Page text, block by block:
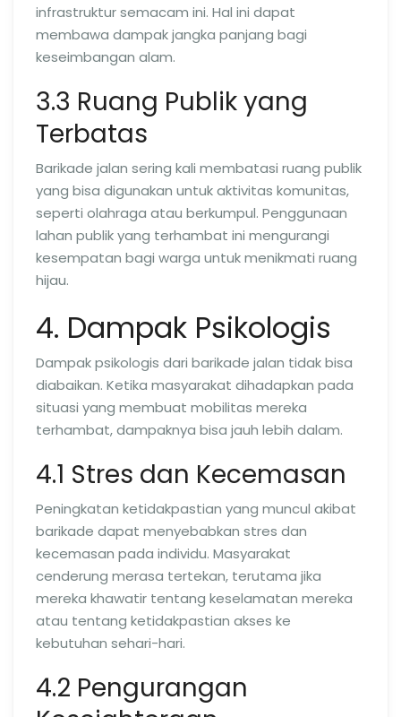
infrastruktur semacam ini. Hal ini dapat
membawa dampak jangka panjang bagi
keseimbangan alam.
3.3 Ruang Publik yang
Terbatas
Barikade jalan sering kali membatasi ruang publik
yang bisa digunakan untuk aktivitas komunitas,
seperti olahraga atau berkumpul. Penggunaan
lahan publik yang terhambat ini mengurangi
kesempatan bagi warga untuk menikmati ruang
hijau.
4. Dampak Psikologis
Dampak psikologis dari barikade jalan tidak bisa
diabaikan. Ketika masyarakat dihadapkan pada
situasi yang membuat mobilitas mereka
terhambat, dampaknya bisa jauh lebih dalam.
4.1 Stres dan Kecemasan
Peningkatan ketidakpastian yang muncul akibat
barikade dapat menyebabkan stres dan
kecemasan pada individu. Masyarakat
cenderung merasa tertekan, terutama jika
mereka khawatir tentang keselamatan mereka
atau tentang ketidakpastian akses ke
kebutuhan sehari-hari.
4.2 Pengurangan